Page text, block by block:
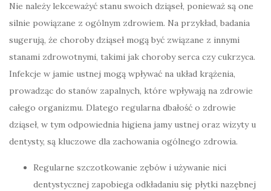
Nie należy lekceważyć stanu swoich dziąseł, ponieważ są one
silnie powiązane z ogólnym zdrowiem. Na przykład, badania
sugerują, że choroby dziąseł mogą być związane z innymi
stanami zdrowotnymi, takimi jak choroby serca czy cukrzyca.
Infekcje w jamie ustnej mogą wpływać na układ krążenia,
prowadząc do stanów zapalnych, które wpływają na zdrowie
całego organizmu. Dlatego regularna dbałość o zdrowie
dziąseł, w tym odpowiednia higiena jamy ustnej oraz wizyty u
dentysty, są kluczowe dla zachowania ogólnego zdrowia.
Regularne szczotkowanie zębów i używanie nici
dentystycznej zapobiega odkładaniu się płytki nazębnej